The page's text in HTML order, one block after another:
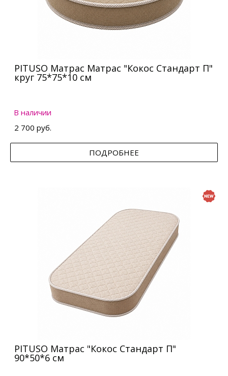
PITUSO Матрас Матрас "Кокос Стандарт П"
круг 75*75*10 см
В наличии
2 700 руб.
ПОДРОБНЕЕ
PITUSO Матрас "Кокос Стандарт П"
90*50*6 см